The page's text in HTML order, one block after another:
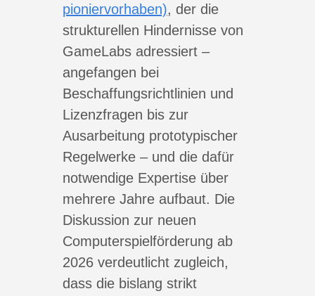
pioniervorhaben), der die
strukturellen Hindernisse von
GameLabs adressiert –
angefangen bei
Beschaffungsrichtlinien und
Lizenzfragen bis zur
Ausarbeitung prototypischer
Regelwerke – und die dafür
notwendige Expertise über
mehrere Jahre aufbaut. Die
Diskussion zur neuen
Computerspielförderung ab
2026 verdeutlicht zugleich,
dass die bislang strikt